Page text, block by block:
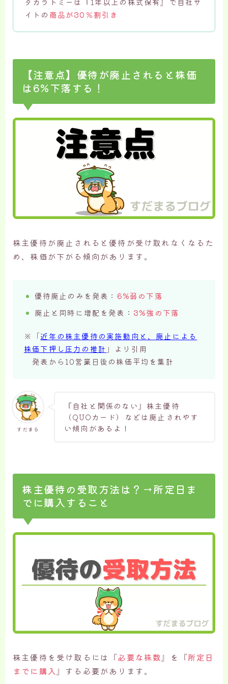
イトの 商品が30％割引き
【注意点】優待が廃止されると株価
は6%下落する！
株主優待が廃止されると優待が受け取れなくなるた
め、株価が下がる傾向があります。
優待廃止のみを発表： 6%弱の下落
廃止と同時に増配を発表： 3%強の下落
※「近年の株主優待の実施動向と、廃止による
株価下押し圧力の推計 」より引用
発表から10営業日後の株価平均を集計
すだまる
『自社と関係のない』株主優待
（QUOカード）などは廃止されやす
い傾向があるよ！
株主優待の受取方法は？→所定日ま
でに購入すること
株主優待を受け取るには『必要な株数 』を『所定日
までに購入 』する必要があります。